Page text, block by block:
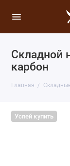
Складной
карбон
Главная
Успей купить